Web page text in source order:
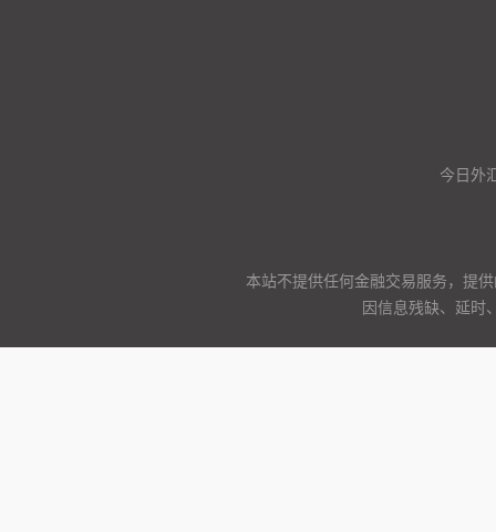
今日外
本站不提供任何金融交易服务，提
因信息残缺、延时